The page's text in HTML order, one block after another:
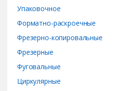
Упаковочное
Форматно-раскроечные
Фрезерно-копировальные
Фрезерные
Фуговальные
Циркулярные